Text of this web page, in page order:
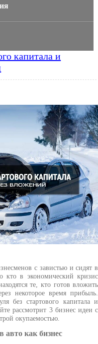
капитала и
с завистью и сидят в
кто в экономический кризис
те, кто готов вложить
некоторое время прибыль.
без стартового капитала и
рассмотрит 3 бизнес идеи с
окупаемостью.
авто как бизнес